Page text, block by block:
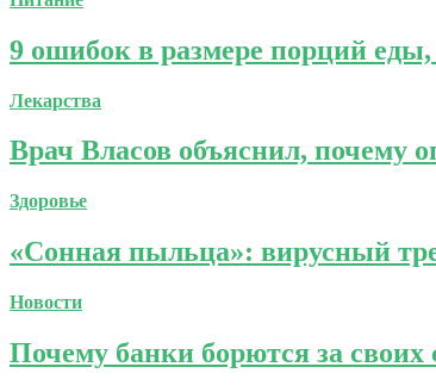
9 ошибок в размере порций
Лекарства
Врач Власов объяснил, почему
Здоровье
«Сонная пыльца»: вирусный
Новости
Почему банки борются за своих